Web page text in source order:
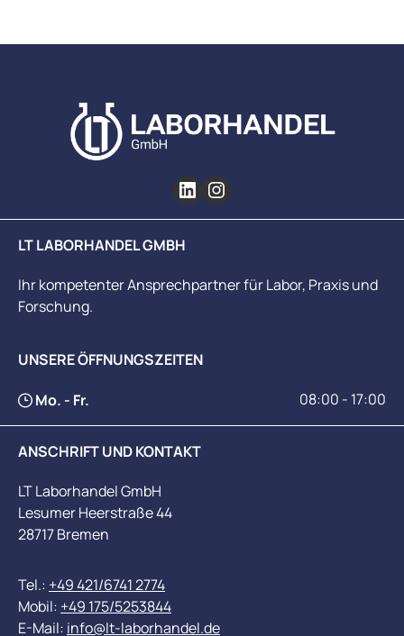
LT LABORHANDEL GMBH
Ihr kompetenter Ansprechpartner für Labor, Praxis und
Forschung.
UNSERE ÖFFNUNGSZEITEN
Mo. - Fr. 08:00 - 17:00
ANSCHRIFT UND KONTAKT
LT Laborhandel GmbH
Lesumer Heerstraße 44
28717 Bremen
Tel.: +49 421/6741 2774
Mobil: +49 175/5253844
E-Mail: info@lt-laborhandel.de